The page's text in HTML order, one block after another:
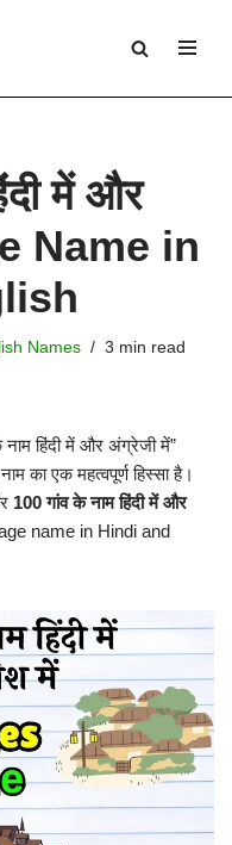
में और
Name in
Names 3 min read
हिंदी में और अंग्रेजी में”
का एक महत्वपूर्ण हिस्सा है।
100 गांव के नाम हिंदी में और
name in Hindi and